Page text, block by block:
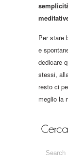
Per stare
e
dedicare
stessi,
resto ci
meglio la